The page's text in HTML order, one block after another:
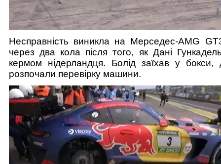
Несправність виникла на Мерседес-AMG
через два кола після того, як Дані
кермом нідерландця. Болід заїхав у бокси,
розпочали перевірку машини.